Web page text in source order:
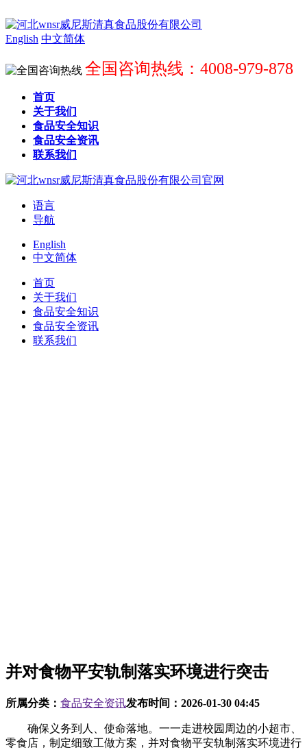
English 中文简体
全国咨询热线：4008-979-878
首页
关于我们
食品安全知识
食品安全资讯
联系我们
语言
导航
English
中文简体
首页
关于我们
食品安全知识
食品安全资讯
联系我们
并对食物平安轨制落实环境进行突击
所属分类： 食品安全资讯发布时间： 2026-01-30 04:45
确保义务到人、使命落地。一一走进校园周边的小超市、
零食店，制定细致工做方案，并对食物平安轨制落实环境进行